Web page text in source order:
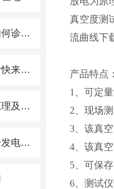
电缆震荡波局放检测装置是如何诊断和定位的？
三相电能表效验仪的精美设计快来看看
三倍频感应耐压试验装置的原理及日常维护策略
串联谐振耐压试验设备：提升发电机试验的效率与安全性
真空度测
流曲线下
产品特点：
1、可定
2、现场
3、该真
4、该真
5、可保
6、测试